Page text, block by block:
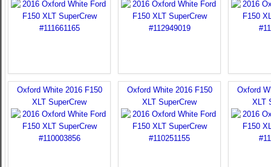
Oxford White 2016 F150
XLT SuperCrew
Oxford White 2016 F150
XLT SuperCrew
Oxford
XLT